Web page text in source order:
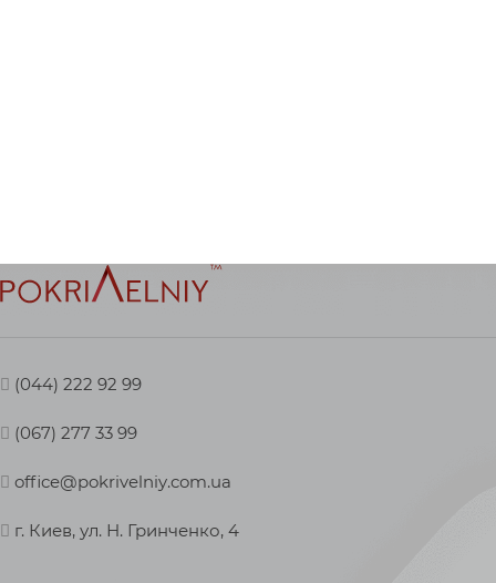
(044) 222 92 99
(067) 277 33 99
office@pokrivelniy.com.ua
г. Киев, ул. Н. Гринченко, 4